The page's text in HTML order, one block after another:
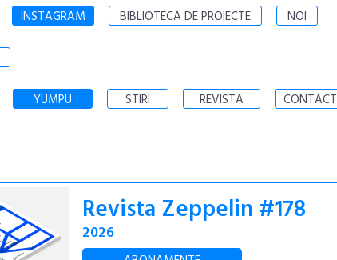
INSTAGRAM BIBLIOTECA DE PROIECTE NOI
YUMPU STIRI REVISTA CONTACT
Revista Zeppelin #178
2026